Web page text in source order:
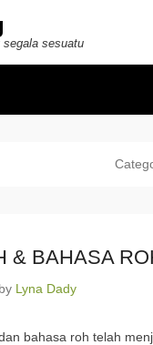
segala sesuatu
& BAHASA
by Lyna Dady
bahasa roh telah